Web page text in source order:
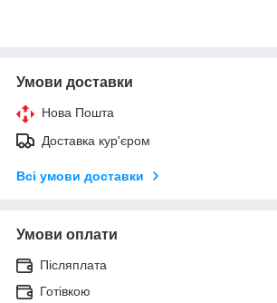
Умови доставки
Нова Пошта
Доставка кур'єром
Всі умови доставки
Умови оплати
Післяплата
Готівкою